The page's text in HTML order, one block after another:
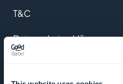
T&C
Datenschutzerklärung
und DSGVO